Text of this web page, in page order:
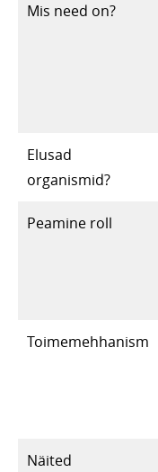
Mis need on?
Elusad
organismid?
Peamine roll
Toimemehhanism
Näited